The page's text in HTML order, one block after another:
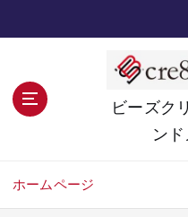
ビーズク
ン
ホームページ